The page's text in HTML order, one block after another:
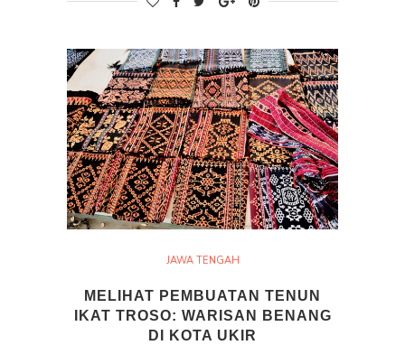
JAWA TENGAH
MELIHAT PEMBUATAN TENUN
IKAT TROSO: WARISAN BENANG
DI KOTA UKIR